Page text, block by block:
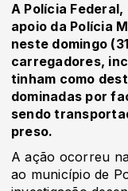
A Polícia
apoio da Polícia
neste domingo
carregadores,
tinham como
dominadas por
sendo
preso.
A ação ocorreu
ao município de